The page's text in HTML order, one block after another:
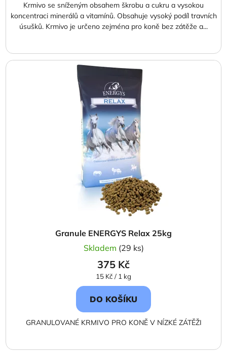
Krmivo se sníženým obsahem škrobu a cukru a vysokou
koncentraci minerálů a vitamínů. Obsahuje vysoký podíl travních
úsušků. Krmivo je určeno zejména pro koně bez zátěže a...
Granule ENERGYS Relax 25kg
Skladem (29 ks)
375 Kč
Měrná
cena:
15 Kč / 1 kg
DO KOŠÍKU
GRANULOVANÉ KRMIVO PRO KONĚ V NÍZKÉ ZÁTĚŽI